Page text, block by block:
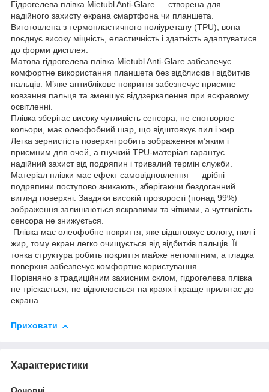
Гідрогелева плівка Mietubl Anti-Glare — створена для
надійного захисту екрана смартфона чи планшета.
Виготовлена з термопластичного поліуретану (TPU), вона
поєднує високу міцність, еластичність і здатність адаптуватися
до форми дисплея.
Матова гідрогелева плівка Mietubl Anti-Glare забезпечує
комфортне використання планшета без відблисків і відбитків
пальців. М’яке антиблікове покриття забезпечує приємне
ковзання пальця та зменшує віддзеркалення при яскравому
освітленні.
Плівка зберігає високу чутливість сенсора, не спотворює
кольори, має олеофобний шар, що відштовхує пил і жир.
Легка зернистість поверхні робить зображення м’яким і
приємним для очей, а гнучкий TPU-матеріал гарантує
надійний захист від подряпин і тривалий термін служби.
Матеріал плівки має ефект самовідновлення — дрібні
подряпини поступово зникають, зберігаючи бездоганний
вигляд поверхні. Завдяки високій прозорості (понад 99%)
зображення залишаються яскравими та чіткими, а чутливість
сенсора не знижується.
Плівка має олеофобне покриття, яке відштовхує вологу, пил і
жир, тому екран легко очищується від відбитків пальців. Її
тонка структура робить покриття майже непомітним, а гладка
поверхня забезпечує комфортне користування.
Порівняно з традиційним захисним склом, гідрогелева плівка
не тріскається, не відклеюється на краях і краще прилягає до
екрана.
Приховати
Характеристики
Основні